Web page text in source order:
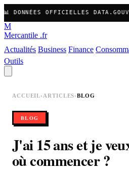
📊 DONNÉES OFFICIELLES
M
Mercantile .fr
Actualités Business Finance
Outils
ACCUEIL› ARTICLES›BLOG
BLOG
J'ai 15 ans et je
où commencer ?